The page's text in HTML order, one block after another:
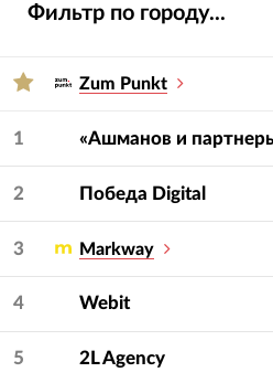
достижений за 2023-2024 гг.
Для подбора подрядчика
Фильтр по городу...
Zum Punkt
1 «Ашманов и
2 Победа Digital
3 Markway
4 Webit
5 2L Agency